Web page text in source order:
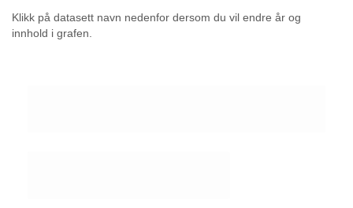
Klikk på datasett navn nedenfor dersom du vil endre år og
innhold i grafen.